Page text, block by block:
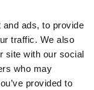
ads, to provide
traffic. We also
site with our social
who may
provided to